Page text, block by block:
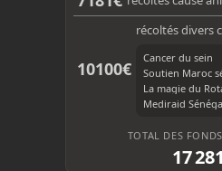
o
10100€
récoltés divers
Cancer du sein
Soutien Maroc
La magie du
Mediraid
TOTAL DES
17